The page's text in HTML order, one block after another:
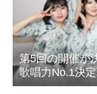
第5回の開催が
歌唱力No.1決